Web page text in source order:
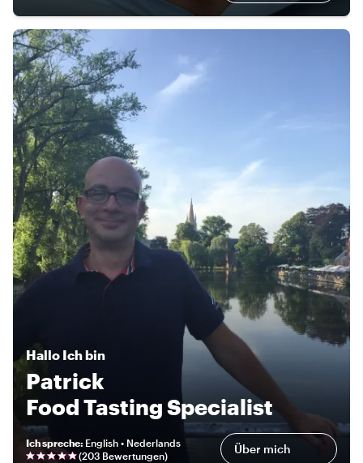
Hallo Ich bin
Patrick
Food Tasting Specialist
Ich spreche: English • Nederlands
(203 Bewertungen) Über mich